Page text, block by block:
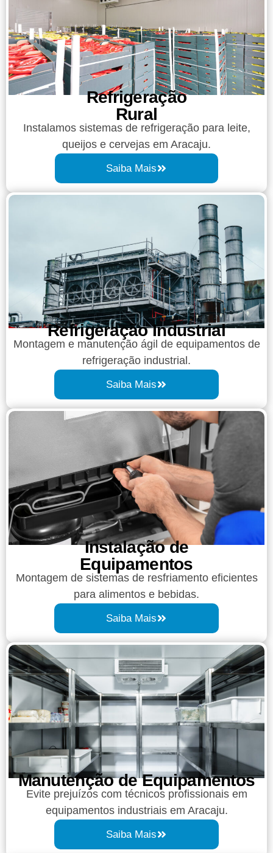
Refrigeração
Rural
Instalamos sistemas de refrigeração para leite,
queijos e cervejas em Aracaju.
Saiba Mais
Refrigeração Industrial
Montagem e manutenção ágil de equipamentos de
refrigeração industrial.
Saiba Mais
Instalação de
Equipamentos
Montagem de sistemas de resfriamento eficientes
para alimentos e bebidas.
Saiba Mais
Manutenção de Equipamentos
Evite prejuízos com técnicos profissionais em
equipamentos industriais em Aracaju.
Saiba Mais